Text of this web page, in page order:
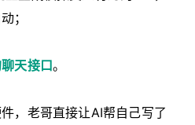
；
天接口。
，老哥直接让AI帮自己写了